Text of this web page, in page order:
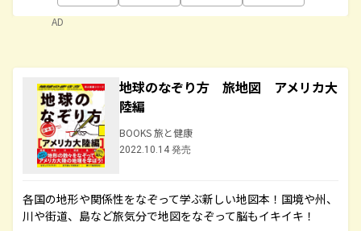
AD
地球のなぞり方 旅地図 アメリカ大
陸編
BOOKS 旅と健康
2022.10.14 発売
各国の地形や関係性をなぞって学ぶ新しい地図本！国境や州、
川や街道、島など旅気分で地図をなぞって脳もイキイキ！